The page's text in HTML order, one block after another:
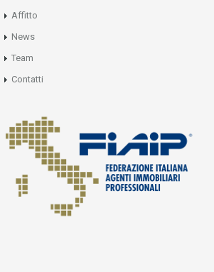
Affitto
News
Team
Contatti